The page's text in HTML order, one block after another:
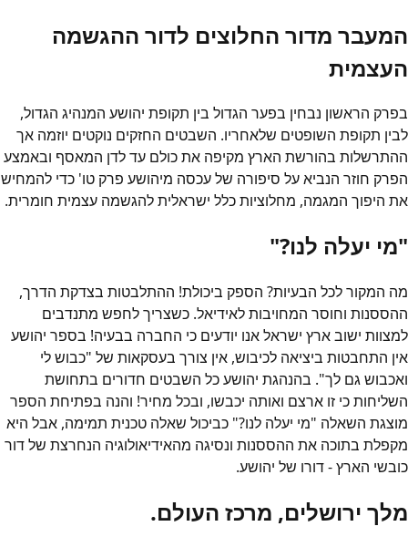
המעבר מדור החלוצים לדור ההגשמה
העצמית
בפרק הראשון נבחין בפער הגדול בין תקופת יהושע המנהיג הגדול,
לבין תקופת השופטים שלאחריו. השבטים החזקים נוקטים יוזמה אך
ההתרשלות בהורשת הארץ מקיפה את כולם עד לדן המאסף ובאמצע
הפרק חוזר הנביא על סיפורה של עכסה מיהושע פרק טו' כדי להמחיש
את היפוך המגמה, מחלוציות כלל ישראלית להגשמה עצמית חומרית.
"מי יעלה לנו?"
מה המקור לכל הבעיות? הספק ביכולת! ההתלבטות בצדקת הדרך,
ההססנות וחוסר המחויבות לאידיאל. כשצריך לחפש מתנדבים
למצוות ישוב ארץ ישראל אנו יודעים כי החברה בבעיה! בספר יהושע
אין התחבטות ביציאה לכיבוש, אין צורך בעסקאות של "כבוש לי
ואכבוש גם לך". בהנהגת יהושע כל השבטים חדורים בתחושת
השליחות כי זו ארצם ואותה יכבשו, ובכל מחיר! והנה בפתיחת הספר
מוצגת השאלה "מי יעלה לנו?" כביכול שאלה טכנית תמימה, אבל היא
מקפלת בתוכה את ההססנות ונסיגה מהאידיאולוגיה הנחרצת של דור
כובשי הארץ - דורו של יהושע.
מלך ירושלים, מרכז העולם.